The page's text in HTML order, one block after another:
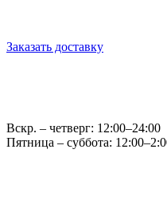
Заказать доставку
Вскр. – четверг: 12:00–24:00
Пятница – суббота: